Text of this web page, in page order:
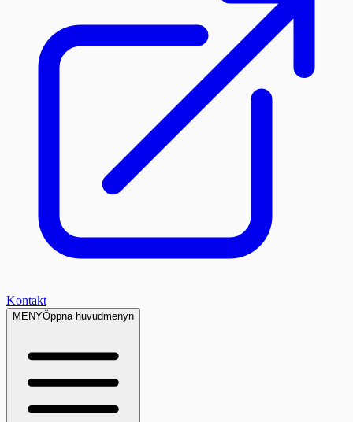
Kontakt
MENYÖppna huvudmenyn